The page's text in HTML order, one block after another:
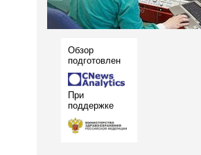
Обзор
подготовлен
При
поддержке